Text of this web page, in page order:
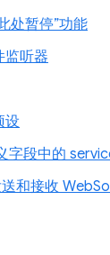
处暂停”功能
监听器
设
字段中的
送和接收